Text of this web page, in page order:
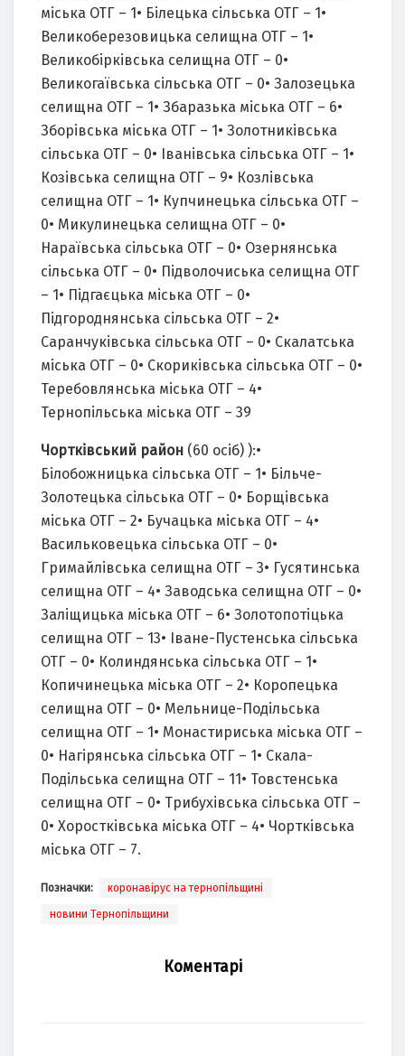
міська ОТГ – 1• Білецька сільська ОТГ – 1•
Великоберезовицька селищна ОТГ – 1•
Великобірківська селищна ОТГ – 0•
Великогаївська сільська ОТГ – 0• Залозецька
селищна ОТГ – 1• Збаразька міська ОТГ – 6•
Зборівська міська ОТГ – 1• Золотниківська
сільська ОТГ – 0• Іванівська сільська ОТГ – 1•
Козівська селищна ОТГ – 9• Козлівська
селищна ОТГ – 1• Купчинецька сільська ОТГ –
0• Микулинецька селищна ОТГ – 0•
Нараївська сільська ОТГ – 0• Озернянська
сільська ОТГ – 0• Підволочиська селищна ОТГ
– 1• Підгаєцька міська ОТГ – 0•
Підгороднянська сільська ОТГ – 2•
Саранчуківська сільська ОТГ – 0• Скалатська
міська ОТГ – 0• Скориківська сільська ОТГ – 0•
Теребовлянська міська ОТГ – 4•
Тернопільська міська ОТГ – 39
Чортківський район (60 осіб) ):•
Білобожницька сільська ОТГ – 1• Більче-
Золотецька сільська ОТГ – 0• Борщівська
міська ОТГ – 2• Бучацька міська ОТГ – 4•
Васильковецька сільська ОТГ – 0•
Гримайлівська селищна ОТГ – 3• Гусятинська
селищна ОТГ – 4• Заводська селищна ОТГ – 0•
Заліщицька міська ОТГ – 6• Золотопотіцька
селищна ОТГ – 13• Іване-Пустенська сільська
ОТГ – 0• Колиндянська сільська ОТГ – 1•
Копичинецька міська ОТГ – 2• Коропецька
селищна ОТГ – 0• Мельнице-Подільська
селищна ОТГ – 1• Монастириська міська ОТГ –
0• Нагірянська сільська ОТГ – 1• Скала-
Подільська селищна ОТГ – 11• Товстенська
селищна ОТГ – 0• Трибухівська сільська ОТГ –
0• Хоростківська міська ОТГ – 4• Чортківська
міська ОТГ – 7.
Позначки: коронавірус на тернопільщині
новини Тернопільщини
Коментарі